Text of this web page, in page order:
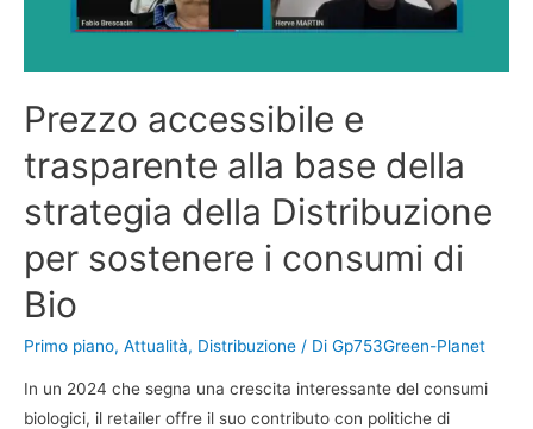
Prezzo accessibile e
trasparente alla base della
strategia della Distribuzione
per sostenere i consumi di
Bio
Primo piano, Attualità, Distribuzione / Di Gp753Green-Planet
In un 2024 che segna una crescita interessante del consumi
biologici, il retailer offre il suo contributo con politiche di